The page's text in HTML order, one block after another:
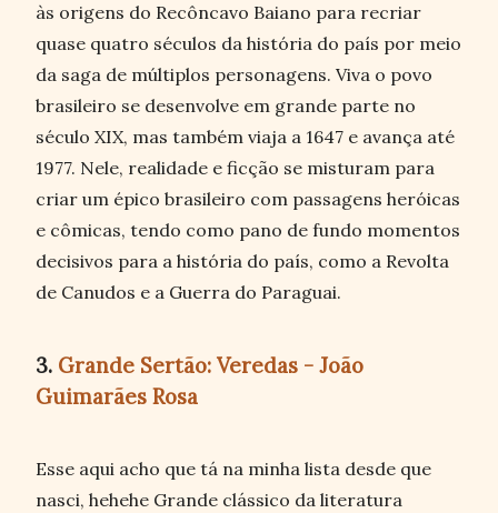
às origens do Recôncavo Baiano para recriar
quase quatro séculos da história do país por meio
da saga de múltiplos personagens. Viva o povo
brasileiro se desenvolve em grande parte no
século XIX, mas também viaja a 1647 e avança até
1977. Nele, realidade e ficção se misturam para
criar um épico brasileiro com passagens heróicas
e cômicas, tendo como pano de fundo momentos
decisivos para a história do país, como a Revolta
de Canudos e a Guerra do Paraguai.
3. Grande Sertão: Veredas - João
Guimarães Rosa
Esse aqui acho que tá na minha lista desde que
nasci, hehehe Grande clássico da literatura